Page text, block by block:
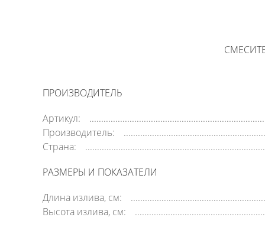
ПРОИЗВОДИТЕЛЬ
Артикул:
Производитель:
Страна:
РАЗМЕРЫ И ПОКАЗАТЕЛИ
Длина излива, см:
Высота излива, см: